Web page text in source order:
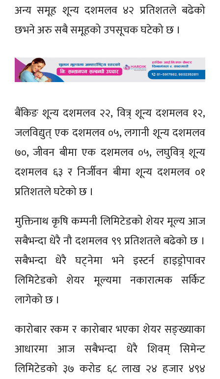
अन्य समूह शून्य दशमलव ४२ प्रतिशतले बढेको
छभने अरु सबै समूहको उपसूचक घटेको छ ।
बैंकिङ शून्य दशमलव २२, वित्र् शून्य दशमलव १२,
जलविद्युत् एक दशमलव ०५, लगानी शून्य दशमलव
७०, जीवन बीमा एक दशमलव ०५, लघुवित्र् शून्य
दशमलव ६३ र निर्जीवन बीमा शून्य दशमलव ०१
प्रतिशतले घटेको छ ।
मुक्तिनाथ कृषि कम्पनी लिमिटेडको शेयर मूल्य आज
सबैभन्दा धेरै नौ दशमलव ९९ प्रतिशतले बढेको छ ।
सबैभन्दा धेरै घट्नेमा भने इस्टर्न हाइड्रोपावर
लिमिटेडको शेयर मूल्यमा नकारात्मक सर्किट
लागेको छ ।
कारोबार रकम र कारोबार भएका शेयर सङ्ख्याका
आधारमा आज सबैभन्दा धेरै शिवम् सिमेन्ट
लिमिटेडको ३७ करोड ६८ लाख २४ हजार ४९४